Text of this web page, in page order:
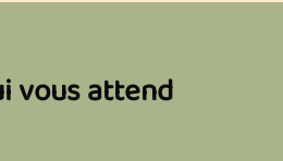
vous attend